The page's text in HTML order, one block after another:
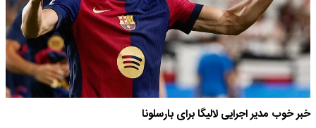
خبر خوب مدیر اجرایی لالیگا برای بارسلونا